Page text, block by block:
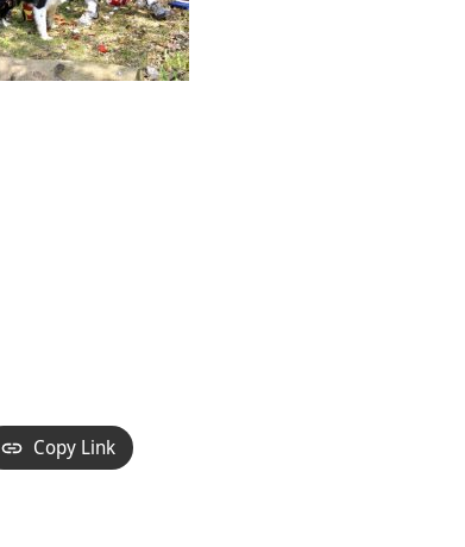
Copy Link